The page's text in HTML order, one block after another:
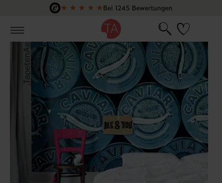
Zum Hauptinhalt springen
★ ★ ★ ★ ★Bei 1245 Bewertungen